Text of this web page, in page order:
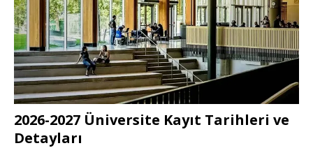
2026-2027 Üniversite Kayıt Tarihleri ve
Detayları